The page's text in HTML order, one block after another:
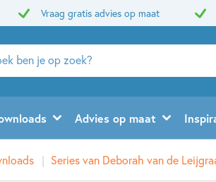
Vraag gratis advies op maat
Advies op maat
Series van Deborah van de